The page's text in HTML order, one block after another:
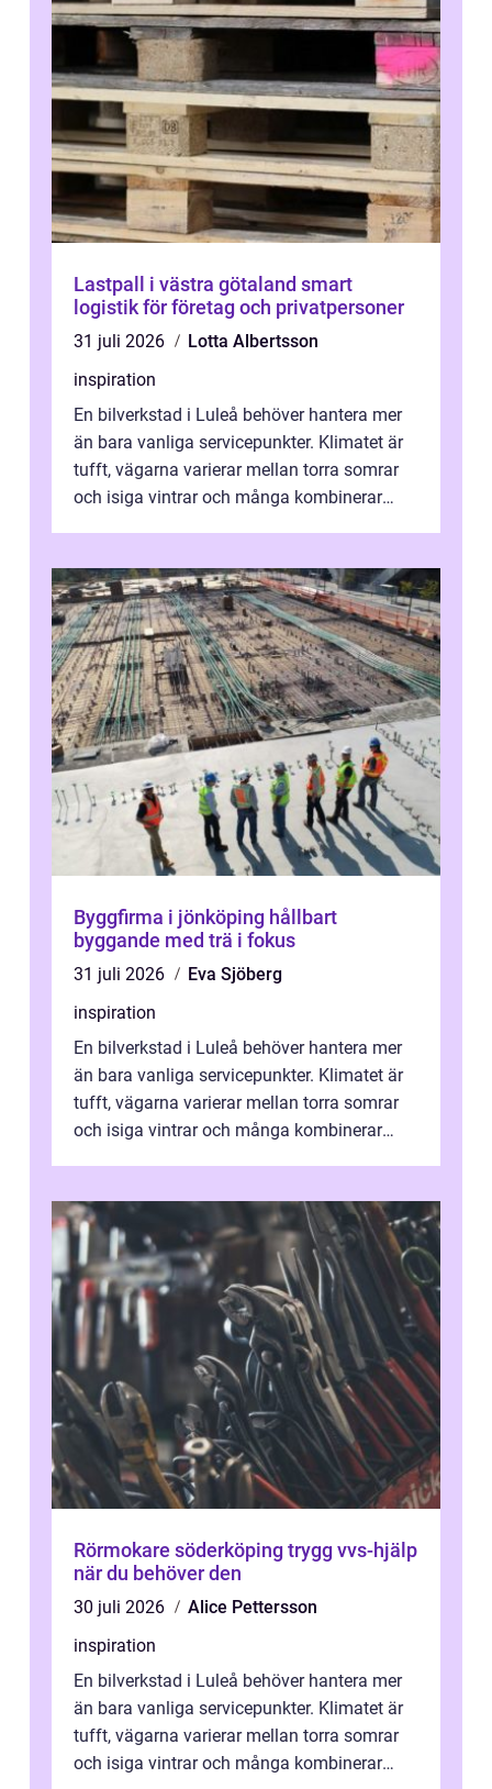
Lastpall i västra götaland smart
logistik för företag och privatpersoner
31 juli 2026
Lotta Albertsson
inspiration
En bilverkstad i Luleå behöver hantera mer
än bara vanliga servicepunkter. Klimatet är
tufft, vägarna varierar mellan torra somrar
och isiga vintrar och många kombinerar
Byggfirma i jönköping hållbart
byggande med trä i fokus
31 juli 2026
Eva Sjöberg
inspiration
En bilverkstad i Luleå behöver hantera mer
än bara vanliga servicepunkter. Klimatet är
tufft, vägarna varierar mellan torra somrar
och isiga vintrar och många kombinerar
Rörmokare söderköping trygg vvs-hjälp
när du behöver den
30 juli 2026
Alice Pettersson
inspiration
En bilverkstad i Luleå behöver hantera mer
än bara vanliga servicepunkter. Klimatet är
tufft, vägarna varierar mellan torra somrar
och isiga vintrar och många kombinerar